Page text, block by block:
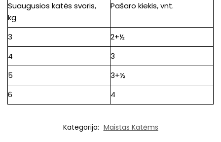
Suaugusios katės svoris,
kg
Pašaro kiekis, vnt.
3
2+½
4
3
5
3+½
6
4
Kategorija: Maistas Katėms